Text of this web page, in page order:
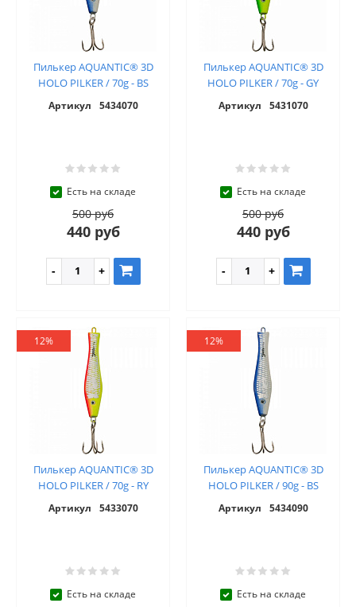
Пилькер AQUANTIC® 3D
HOLO PILKER / 70g - BS
Артикул 5434070
Есть на складе
500 руб
440 руб
Пилькер AQUANTIC® 3D
HOLO PILKER / 70g - GY
Артикул 5431070
Есть на складе
500 руб
440 руб
12%
Пилькер AQUANTIC® 3D
HOLO PILKER / 70g - RY
Артикул 5433070
Есть на складе
12%
Пилькер AQUANTIC® 3D
HOLO PILKER / 90g - BS
Артикул 5434090
Есть на складе